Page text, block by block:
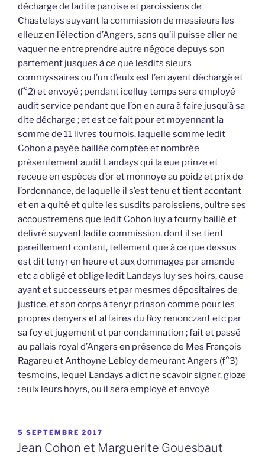
décharge de ladite paroise et paroissiens de
Chastelays suyvant la commission de messieurs les
elleuz en l’élection d’Angers, sans qu’il puisse aller ne
vaquer ne entreprendre autre négoce depuys son
partement jusques à ce que lesdits sieurs
commyssaires ou l’un d’eulx est l’en ayent déchargé et
(f°2) et envoyé ; pendant icelluy temps sera employé
audit service pendant que l’on en aura à faire jusqu’à sa
dite décharge ; et est ce fait pour et moyennant la
somme de 11 livres tournois, laquelle somme ledit
Cohon a payée baillée comptée et nombrée
présentement audit Landays qui la eue prinze et
receue en espèces d’or et monnoye au poidz et prix de
l’ordonnance, de laquelle il s’est tenu et tient acontant
et en a quité et quite les susdits paroissiens, oultre ses
accoustremens que ledit Cohon luy a fourny baillé et
delivré suyvant ladite commission, dont il se tient
pareillement contant, tellement que à ce que dessus
est dit tenyr en heure et aux dommages par amande
etc a obligé et oblige ledit Landays luy ses hoirs, cause
ayant et successeurs et par mesmes dépositaires de
justice, et son corps à tenyr prinson comme pour les
propres denyers et affaires du Roy renonczant etc par
sa foy et jugement et par condamnation ; fait et passé
au pallais royal d’Angers en présence de Mes François
Ragareu et Anthoyne Lebloy demeurant Angers (f°3)
tesmoins, lequel Landays a dict ne scavoir signer, gloze
: eulx leurs hoyrs, ou il sera employé et envoyé
PUBLIÉ
LE
5 SEPTEMBRE 2017
Jean Cohon et Marguerite Gouesbaut